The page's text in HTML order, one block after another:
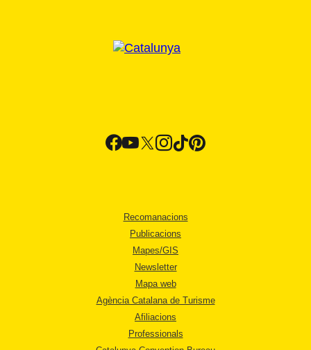
Recomanacions
Publicacions
Mapes/GIS
Newsletter
Mapa web
Agència Catalana de Turisme
Afiliacions
Professionals